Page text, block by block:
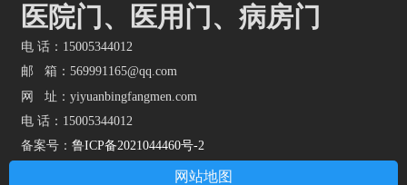
医院门、医用门、病房门
电 话：15005344012
邮 箱：569991165@qq.com
网 址： yiyuanbingfangmen.com
电 话：15005344012
备案号： 鲁ICP备2021044460号-2
网站地图